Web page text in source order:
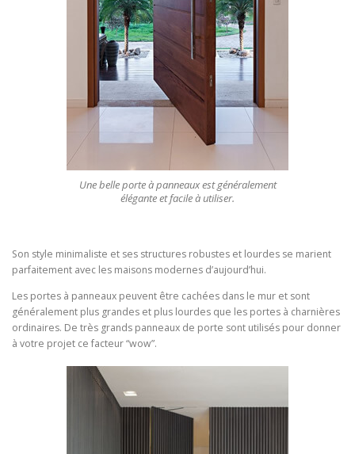
Une belle porte à panneaux est généralement
élégante et facile à utiliser.
Son style minimaliste et ses structures robustes et lourdes se marient
parfaitement avec les maisons modernes d’aujourd’hui.
Les portes à panneaux peuvent être cachées dans le mur et sont
généralement plus grandes et plus lourdes que les portes à charnières
ordinaires. De très grands panneaux de porte sont utilisés pour donner
à votre projet ce facteur “wow”.